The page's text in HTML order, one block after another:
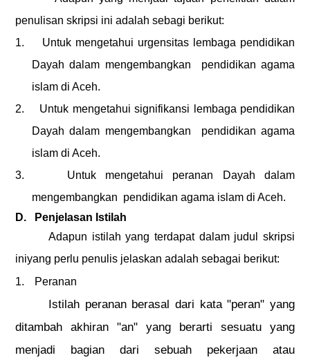
penulisan skripsi ini adalah sebagi berikut:
1.
Untuk mengetahui urgensitas lembaga pendidikan
Dayah dalam mengembangkan
pendidikan agama
islam di Aceh.
2.
Untuk mengetahui signifikansi lembaga pendidikan
Dayah dalam mengembangkan
pendidikan agama
islam di Aceh.
3.
Untuk mengetahui peranan Dayah dalam
mengembangkan pendidikan agama islam di Aceh.
D.
Penjelasan Istilah
Adapun istilah yang terdapat dalam judul skripsi
iniyang perlu penulis jelaskan adalah sebagai berikut:
1.
Peranan
Istilah peranan berasal dari kata "peran" yang
ditambah akhiran "an" yang berarti sesuatu yang
menjadi bagian dari sebuah pekerjaan atau